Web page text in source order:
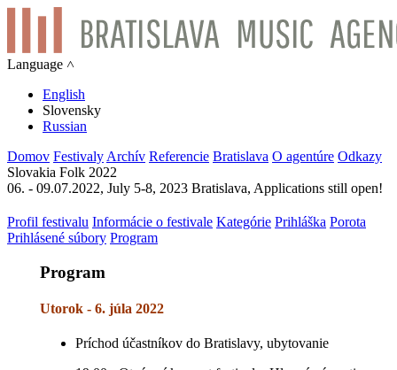
Language ˄
English
Slovensky
Russian
Domov Festivaly Archív Referencie Bratislava O agentúre Odkazy
Slovakia Folk 2022
06. - 09.07.2022, July 5-8, 2023 Bratislava, Applications still open!
Profil festivalu Informácie o festivale Kategórie Prihláška Porota
Prihlásené súbory Program
Program
Utorok - 6. júla 2022
Príchod účastníkov do Bratislavy, ubytovanie